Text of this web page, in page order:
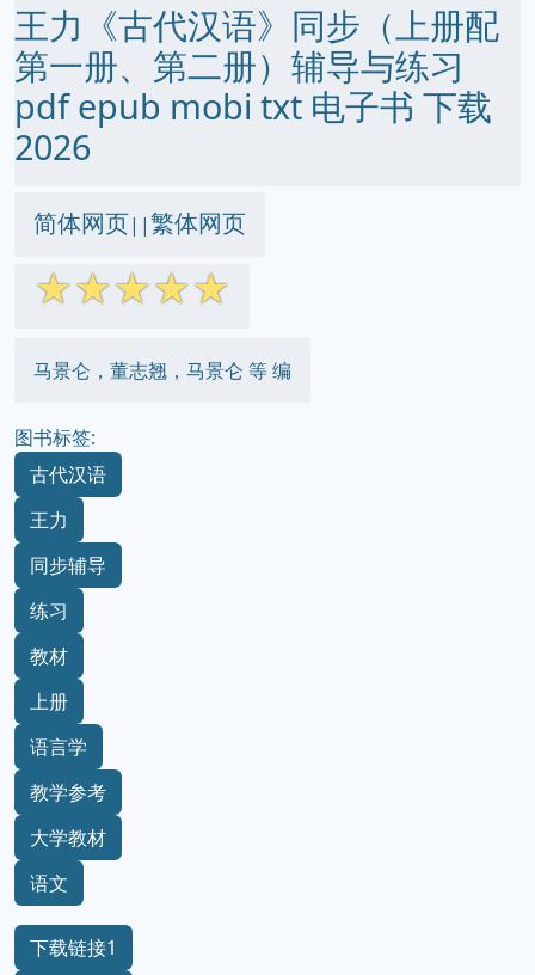
王力《古代汉语》同步（上册配
第一册、第二册）辅导与练习
pdf epub mobi txt 电子书 下载
2026
简体网页||繁体网页
☆☆☆☆☆
马景仑，董志翘，马景仑 等 编
图书标签:
古代汉语
王力
同步辅导
练习
教材
上册
语言学
教学参考
大学教材
语文
下载链接1